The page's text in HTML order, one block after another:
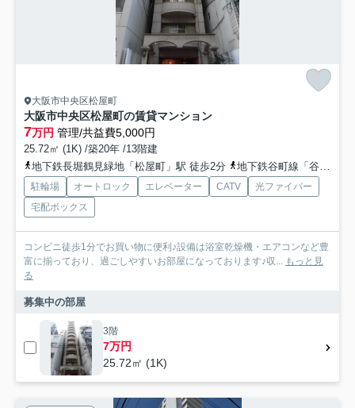
大阪市中央区松屋町
大阪市中央区松屋町の賃貸マンション
7万円 管理/共益費5,000円
25.72㎡ (1K) /築20年 /13階建
地下鉄長堀鶴見緑地「松屋町」駅 徒歩2分
地下鉄谷町線「谷町六丁目」駅 徒歩6分
駐輪場 オートロック エレベーター CATV
光ファイバー
宅配ボックス
コンビニ徒歩1分でお買い物に便利♪設備は浴室乾燥機・エアコンなど豊
富に揃っており、過ごしやすいお部屋になっております♪収... もっと見
る
募集中の部屋
3階
7万円
25.72㎡ (1K)